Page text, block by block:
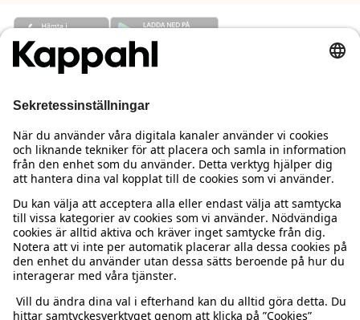
Behöver du hjälp?
Kundservice
Vanliga frågor
Beställning & retur
Kontakta oss
Hitta butik
Kappahl Club
Logga in
Kappahl Club
Medlemsvillkor
Om oss
Om Kappahl Group
Villkor & policy
Köpvillkor Sverige
Mer från oss